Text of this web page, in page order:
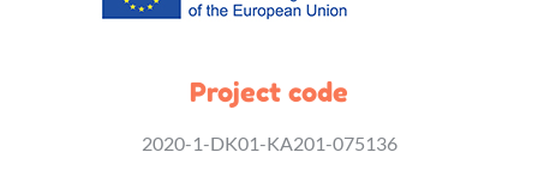
Project code
2020-1-DK01-KA201-075136